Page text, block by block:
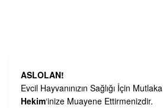
ASLOLAN!
Evcil Hayvanınızın Sağlığı İçin Mutlaka
Hekim‘inize Muayene Ettirmenizdir.